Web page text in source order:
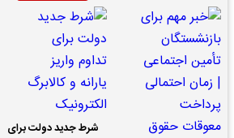
شرط جدید دولت برای